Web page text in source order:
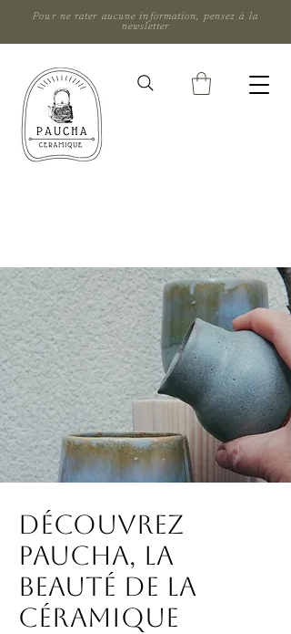
Pour ne rater aucune information, pensez à la
newsletter
DÉCOUVREZ
PAUCHA, LA
BEAUTÉ DE LA
CÉRAMIQUE